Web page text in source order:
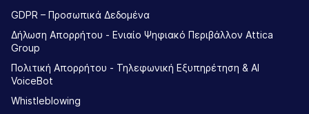
GDPR – Προσωπικά Δεδομένα
Δήλωση Απορρήτου - Ενιαίο Ψηφιακό Περιβάλλον Attica
Group
Πολιτική Απορρήτου - Τηλεφωνική Εξυπηρέτηση & AI
VoiceBot
Whistleblowing